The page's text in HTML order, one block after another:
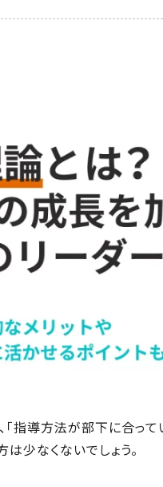
「指導方法が部下に合っ
少なくないでしょう。